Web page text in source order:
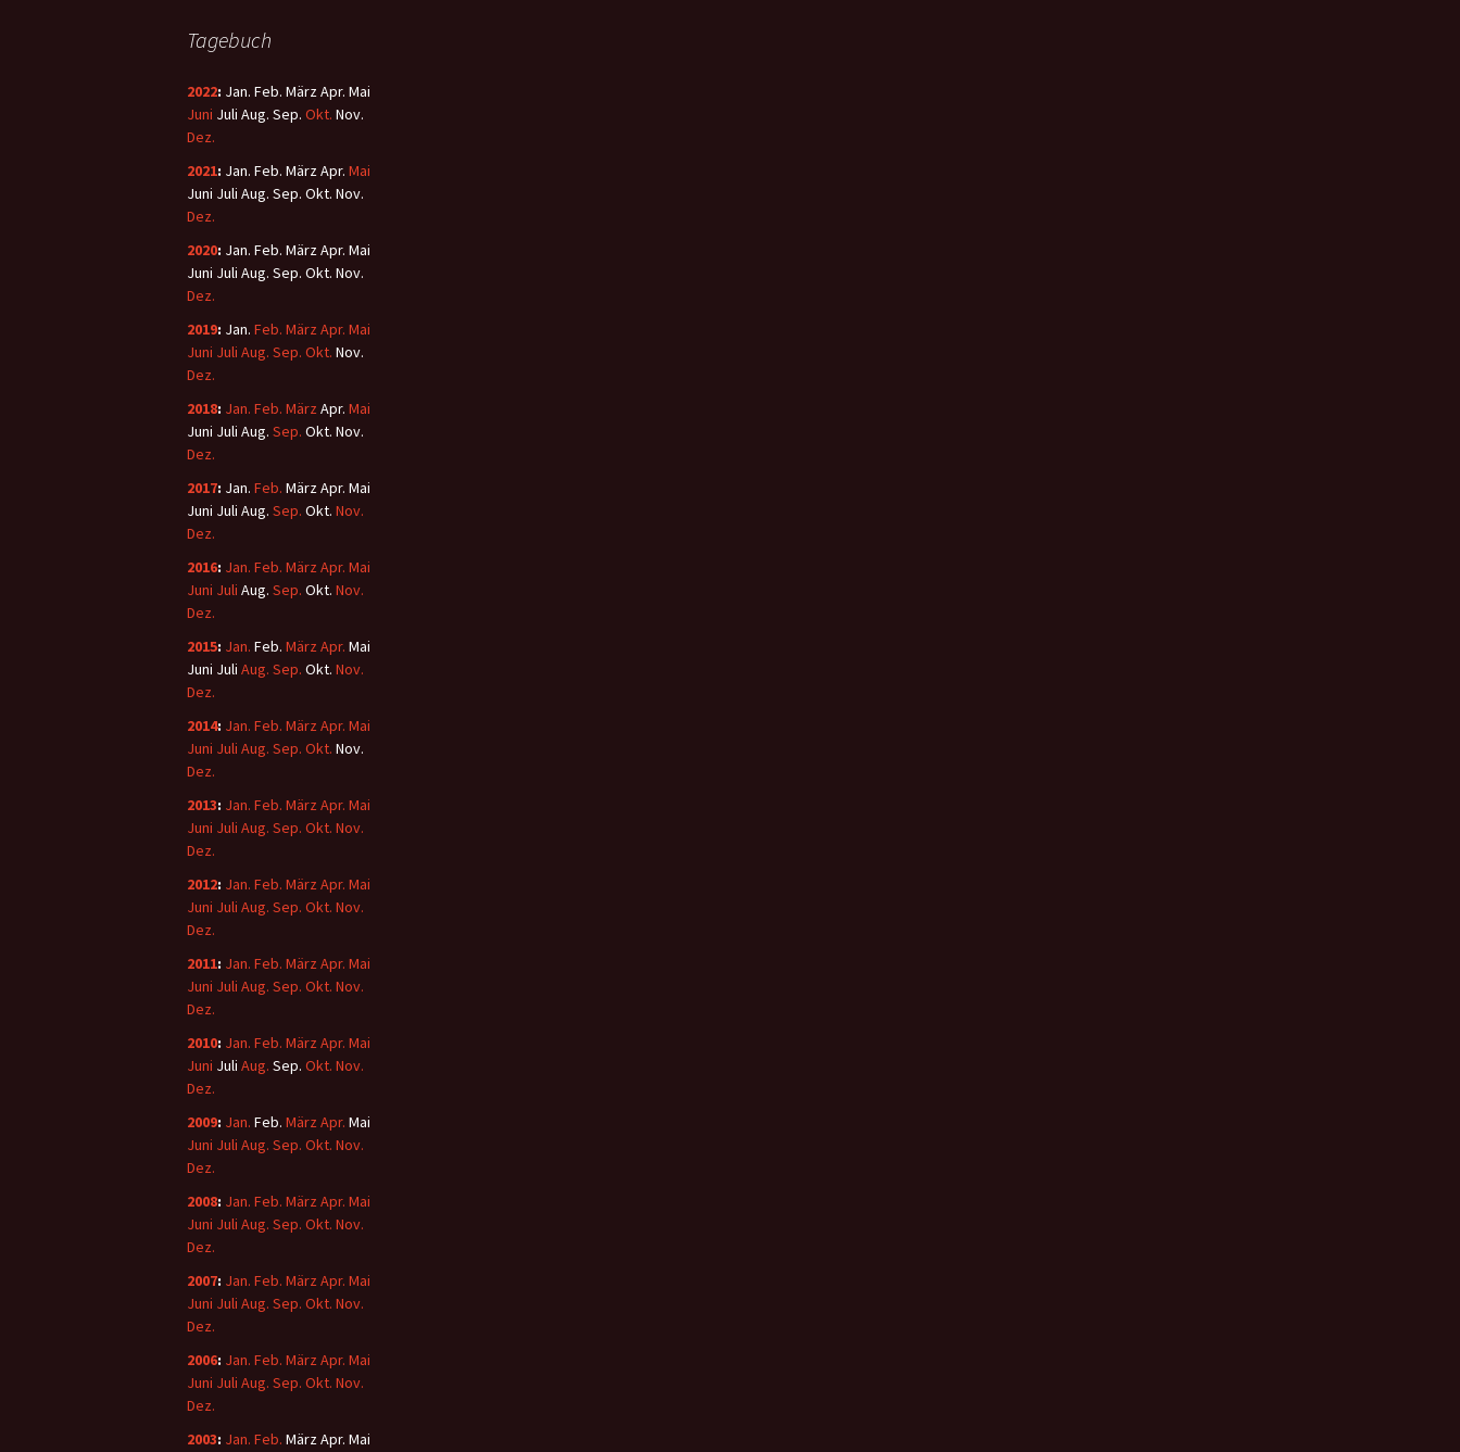
Tagebuch
2022: Jan. Feb. MärzApr. Mai
Juni Juli Aug. Sep. Okt. Nov.
Dez.
2021: Jan. Feb. MärzApr. Mai
Juni Juli Aug. Sep. Okt. Nov.
Dez.
2020: Jan. Feb. MärzApr. Mai
Juni Juli Aug. Sep. Okt. Nov.
Dez.
2019: Jan. Feb. März Apr. Mai
Juni Juli Aug. Sep. Okt. Nov.
Dez.
2018: Jan. Feb. März Apr. Mai
Juni Juli Aug. Sep. Okt. Nov.
Dez.
2017: Jan. Feb. MärzApr. Mai
Juni Juli Aug. Sep. Okt. Nov.
Dez.
2016: Jan. Feb. März Apr. Mai
Juni Juli Aug. Sep. Okt. Nov.
Dez.
2015: Jan. Feb. März Apr. Mai
Juni Juli Aug. Sep. Okt. Nov.
Dez.
2014: Jan. Feb. März Apr. Mai
Juni Juli Aug. Sep. Okt. Nov.
Dez.
2013: Jan. Feb. März Apr. Mai
Juni Juli Aug. Sep. Okt. Nov.
Dez.
2012: Jan. Feb. März Apr. Mai
Juni Juli Aug. Sep. Okt. Nov.
Dez.
2011: Jan. Feb. März Apr. Mai
Juni Juli Aug. Sep. Okt. Nov.
Dez.
2010: Jan. Feb. März Apr. Mai
Juni Juli Aug. Sep. Okt. Nov.
Dez.
2009: Jan. Feb. März Apr. Mai
Juni Juli Aug. Sep. Okt. Nov.
Dez.
2008: Jan. Feb. März Apr. Mai
Juni Juli Aug. Sep. Okt. Nov.
Dez.
2007: Jan. Feb. März Apr. Mai
Juni Juli Aug. Sep. Okt. Nov.
Dez.
2006: Jan. Feb. März Apr. Mai
Juni Juli Aug. Sep. Okt. Nov.
Dez.
2003: Jan. Feb. MärzApr. Mai